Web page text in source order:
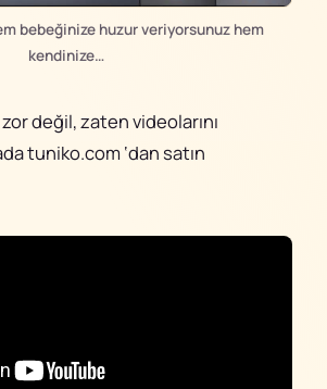
bebeğinize huzur veriyorsunuz hem
kendinize…
değil, zaten videolarını
tuniko.com ‘dan satın